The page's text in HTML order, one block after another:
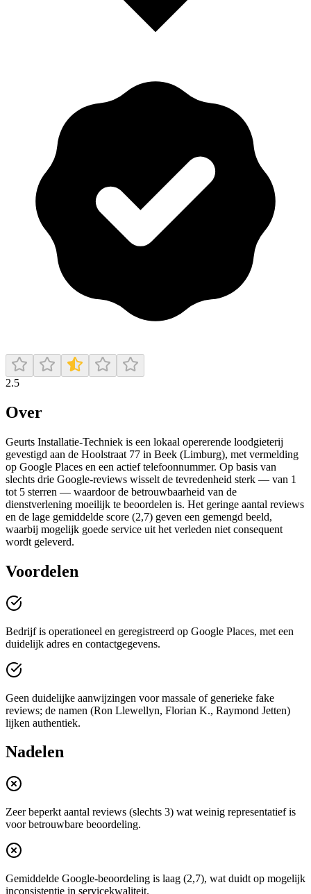
2.5
Over
Geurts Installatie‑Techniek is een lokaal opererende loodgieterij
gevestigd aan de Hoolstraat 77 in Beek (Limburg), met vermelding
op Google Places en een actief telefoonnummer. Op basis van
slechts drie Google-reviews wisselt de tevredenheid sterk — van 1
tot 5 sterren — waardoor de betrouwbaarheid van de
dienstverlening moeilijk te beoordelen is. Het geringe aantal reviews
en de lage gemiddelde score (2,7) geven een gemengd beeld,
waarbij mogelijk goede service uit het verleden niet consequent
wordt geleverd.
Voordelen
Bedrijf is operationeel en geregistreerd op Google Places, met een
duidelijk adres en contactgegevens.
Geen duidelijke aanwijzingen voor massale of generieke fake
reviews; de namen (Ron Llewellyn, Florian K., Raymond Jetten)
lijken authentiek.
Nadelen
Zeer beperkt aantal reviews (slechts 3) wat weinig representatief is
voor betrouwbare beoordeling.
Gemiddelde Google-beoordeling is laag (2,7), wat duidt op mogelijk
inconsistentie in servicekwaliteit.